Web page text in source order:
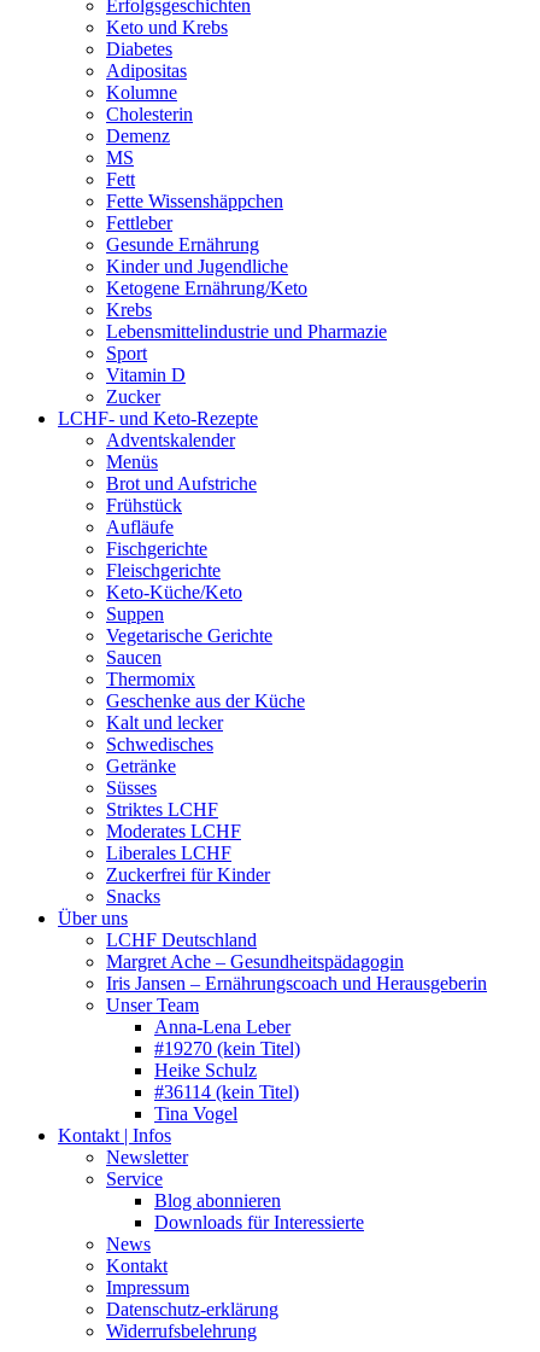
Erfolgsgeschichten
Keto und Krebs
Diabetes
Adipositas
Kolumne
Cholesterin
Demenz
MS
Fett
Fette Wissenshäppchen
Fettleber
Gesunde Ernährung
Kinder und Jugendliche
Ketogene Ernährung/Keto
Krebs
Lebensmittelindustrie und Pharmazie
Sport
Vitamin D
Zucker
LCHF- und Keto-Rezepte
Adventskalender
Menüs
Brot und Aufstriche
Frühstück
Aufläufe
Fischgerichte
Fleischgerichte
Keto-Küche/Keto
Suppen
Vegetarische Gerichte
Saucen
Thermomix
Geschenke aus der Küche
Kalt und lecker
Schwedisches
Getränke
Süsses
Striktes LCHF
Moderates LCHF
Liberales LCHF
Zuckerfrei für Kinder
Snacks
Über uns
LCHF Deutschland
Margret Ache – Gesundheitspädagogin
Iris Jansen – Ernährungscoach und Herausgeberin
Unser Team
Anna-Lena Leber
#19270 (kein Titel)
Heike Schulz
#36114 (kein Titel)
Tina Vogel
Kontakt | Infos
Newsletter
Service
Blog abonnieren
Downloads für Interessierte
News
Kontakt
Impressum
Datenschutz-erklärung
Widerrufsbelehrung